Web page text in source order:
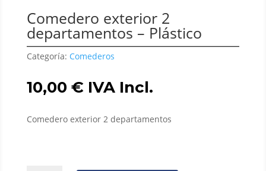
Comedero exterior 2
departamentos – Plástico
Categoría: Comederos
10,00 € IVA Incl.
Comedero exterior 2 departamentos